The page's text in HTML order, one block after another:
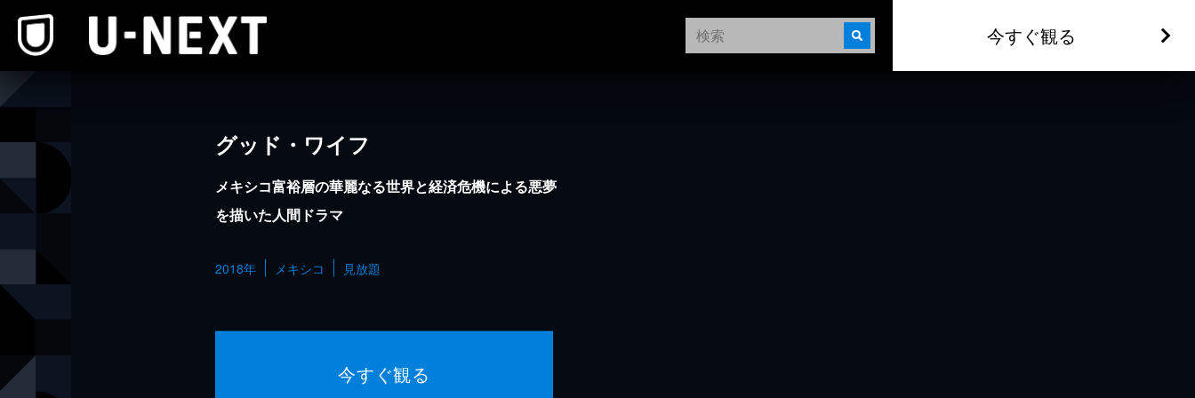
今すぐ観る
グッド・ワイフ
メキシコ富裕層の華麗なる世界と経済危機による悪夢
を描いた人間ドラマ
2018年 メキシコ 見放題
今すぐ観る